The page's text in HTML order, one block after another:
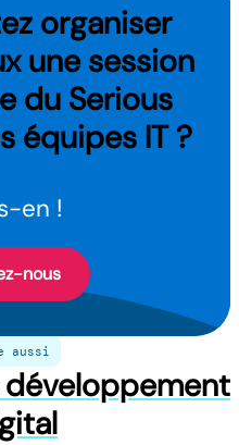
organiser
une session
du Serious
équipes IT ?
en !
nous
aussi